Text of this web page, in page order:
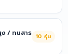
/ ทนสาร 10 รุ่น